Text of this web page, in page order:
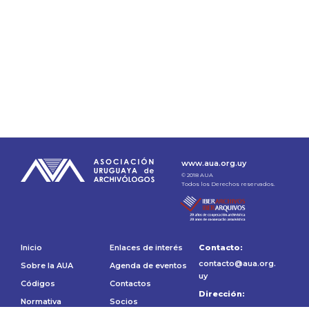
www.aua.org.uy
© 2018 AUA
Todos los Derechos reservados.
Inicio
Sobre la AUA
Códigos
Normativa
Enlaces de interés
Agenda de eventos
Contactos
Socios
Contacto:
contacto@aua.org.
uy
Dirección:
Av. 18 de julio 1486